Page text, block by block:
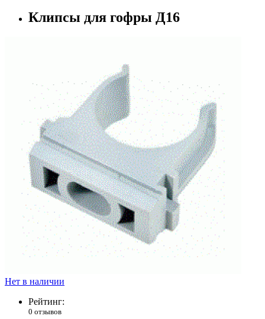
Клипсы для гофры Д16
Нет в наличии
Рейтинг:
0 отзывов